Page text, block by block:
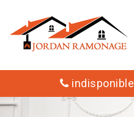
indisponible